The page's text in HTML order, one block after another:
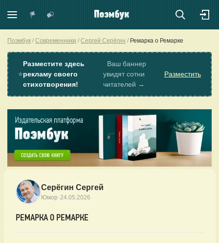
Поэмбук Современники Сергей Серёгин Ремарка о Ремарке
⭐
Разместите здесь
рекламу своего
стихотворения!
Ваш баннер
увидят сотни
читателей →
Разместить
Серёгин Сергей
Юмор ·24.05.2026
РЕМАРКА О РЕМАРКЕ